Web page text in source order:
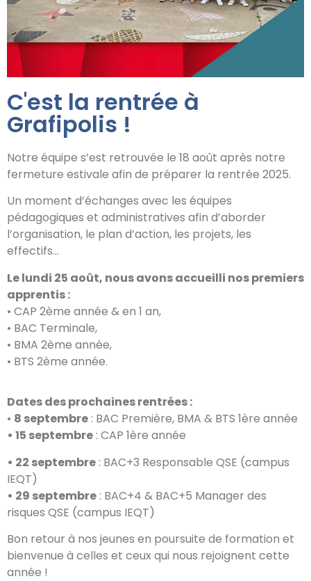
C'est la rentrée à
Grafipolis !
Notre équipe s’est retrouvée le 18 août après notre
fermeture estivale afin de préparer la rentrée 2025.
Un moment d’échanges avec les équipes
pédagogiques et administratives afin d’aborder
l’organisation, le plan d’action, les projets, les
effectifs…
Le lundi 25 août, nous avons accueilli nos premiers
apprentis :
• CAP 2ème année & en 1 an,
• BAC Terminale,
• BMA 2ème année,
• BTS 2ème année.
Dates des prochaines rentrées :
• 8 septembre : BAC Première, BMA & BTS 1ère année
• 15 septembre : CAP 1ère année
• 22 septembre : BAC+3 Responsable QSE (campus
IEQT)
• 29 septembre : BAC+4 & BAC+5 Manager des
risques QSE (campus IEQT)
Bon retour à nos jeunes en poursuite de formation et
bienvenue à celles et ceux qui nous rejoignent cette
année !